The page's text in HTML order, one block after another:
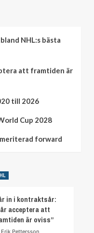
NHL:s bästa
att framtiden är
till 2026
Cup 2028
meriterad forward
in i kontraktsår:
acceptera att
är oviss”